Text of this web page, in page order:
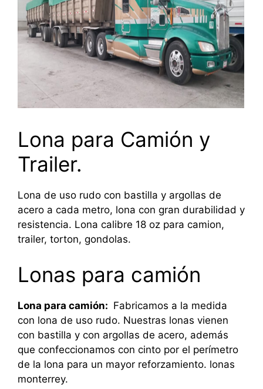
Lona para Camión y
Trailer.
Lona de uso rudo con bastilla y argollas de
acero a cada metro, lona con gran durabilidad y
resistencia. Lona calibre 18 oz para camion,
trailer, torton, gondolas.
Lonas para camión
Lona para camión: Fabricamos a la medida
con lona de uso rudo. Nuestras lonas vienen
con bastilla y con argollas de acero, además
que confeccionamos con cinto por el perímetro
de la lona para un mayor reforzamiento. lonas
monterrey.